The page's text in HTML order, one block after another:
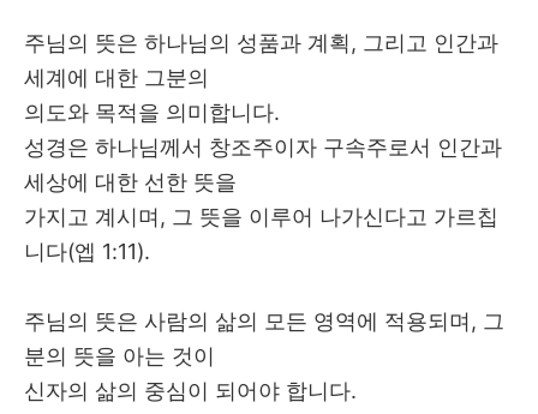
주님의 뜻은 하나님의 성품과 계획 , 그리고 인간과
세계에 대한 그분의
의도와 목적을 의미합니다.
성경은 하나님께서 창조주이자 구속주로서 인간과
세상에 대한 선한 뜻을
가지고 계시며 , 그 뜻을 이루어 나가신다고 가르칩
니다(엡 1:11).
주님의 뜻은 사람의 삶의 모든 영역에 적용되며 , 그
분의 뜻을 아는 것이
신자의 삶의 중심이 되어야 합니다.